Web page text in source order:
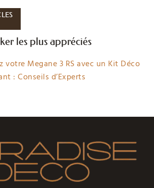
les plus appréciés
votre Megane 3 RS avec un Kit Déco
: Conseils d’Experts